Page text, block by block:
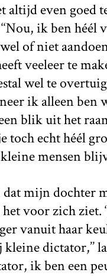
even goed te
ik ben héél
of niet
veeleer te
wel te
ik alleen ben
blik uit het
toch echt héél
mensen
mijn dochter
voor zich ziet.
vanuit haar
kleine dictator,’’
ik ben een